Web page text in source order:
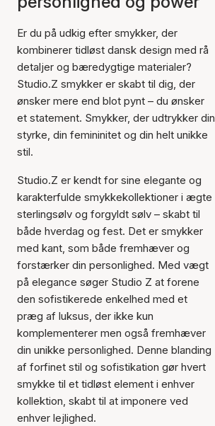
Er du på udkig efter smykker, der
kombinerer tidløst dansk design med rå
detaljer og bæredygtige materialer?
Studio.Z smykker er skabt til dig, der
ønsker mere end blot pynt – du ønsker
et statement. Smykker, der udtrykker din
styrke, din femininitet og din helt unikke
stil.
Studio.Z er kendt for sine elegante og
karakterfulde smykkekollektioner i ægte
sterlingsølv og forgyldt sølv – skabt til
både hverdag og fest. Det er smykker
med kant, som både fremhæver og
forstærker din personlighed. Med vægt
på elegance søger Studio Z at forene
den sofistikerede enkelhed med et
præg af luksus, der ikke kun
komplementerer men også fremhæver
din unikke personlighed. Denne blanding
af forfinet stil og sofistikation gør hvert
smykke til et tidløst element i enhver
kollektion, skabt til at imponere ved
enhver lejlighed.